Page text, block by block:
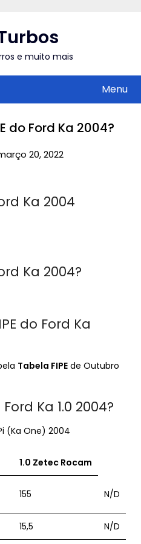
e muito mais
Menu
do Ford Ka 2004?
20, 2022
Ka 2004
Ka 2004?
do Ford Ka
Tabela FIPE de Outubro
Ka 1.0 2004?
(Ka One) 2004
1.0 Zetec Rocam
155 N/D
15,5 N/D